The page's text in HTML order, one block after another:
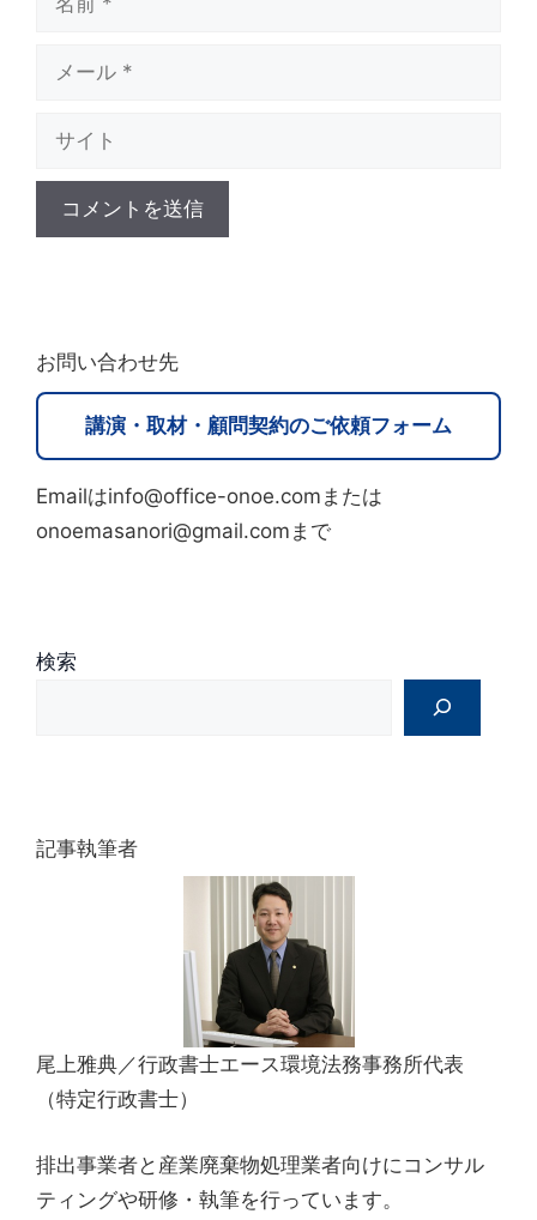
e
r
t
i
:
お問い合わせ先
講演・取材・顧問契約のご依頼フォーム
Emailはinfo@office-onoe.comまたは
onoemasanori@gmail.comまで
検索
記事執筆者
尾上雅典／行政書士エース環境法務事務所代表
（特定行政書士）
排出事業者と産業廃棄物処理業者向けにコンサル
ティングや研修・執筆を行っています。